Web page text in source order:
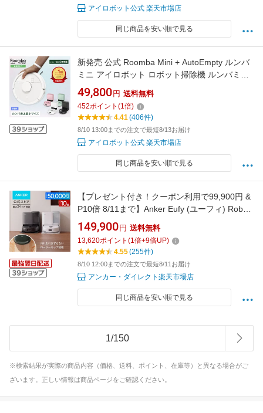
アイロボット公式 楽天市場店
同じ商品を安い順で見る
新発売 公式 Roomba Mini + AutoEmpty ルンバ
ミニ アイロボット ロボット掃除機 ルンバミニ
お掃除ロボット 床拭き 拭き掃除 自動ゴミ収集
マッピング 小型 薄型 最新 家電 コードレス
irobot roomba 日本 国内 正規品 メーカー保証
延長保証 送料無料
49,800 円 送料無料
452ポイント (1倍)
4.41(406件)
8/10 13:00までの注文で最短8/13お届け
アイロボット公式 楽天市場店
同じ商品を安い順で見る
【プレゼント付き！クーポン利用で99,900円 &
P10倍 8/11まで】Anker Eufy (ユーフィ) Robot
Vacuum Omni E25 (ロボット掃除機) ローラー
モップ 全自動クリーニングステーション 自動
ゴミ収集 モップ洗浄 乾燥 20000Pa 水拭き兼用
高性能 時短家電
149,900 円 送料無料
13,620ポイント (1倍+9倍UP)
4.55(255件)
8/10 12:00までの注文で最短8/11お届け
アンカー・ダイレクト楽天市場店
同じ商品を安い順で見る
1/150
※検索結果が実際の商品内容（価格、送料、ポイント、在庫等）と異なる場合がご
ざいます。正しい情報は商品ページをご確認ください。